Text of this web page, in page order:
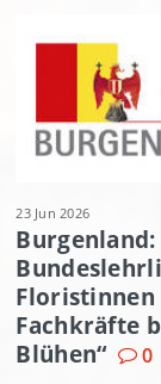
23 Jun 2026
Floristinnen
Fachkräfte
Blühen“
0